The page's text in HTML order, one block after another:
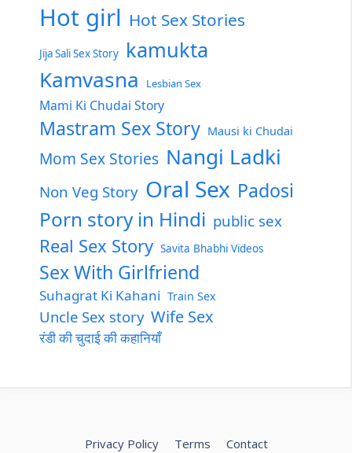
Hot girl Hot Sex Stories
Jija Sali Sex Story kamukta
Kamvasna Lesbian Sex
Mami Ki Chudai Story
Mastram Sex Story Mausi ki Chudai
Mom Sex Stories Nangi Ladki
Non Veg Story Oral Sex Padosi
Porn story in Hindi public sex
Real Sex Story Savita Bhabhi Videos
Sex With Girlfriend
Suhagrat Ki Kahani Train Sex
Uncle Sex story Wife Sex
रंडी की चुदाई की कहानियाँ
Privacy Policy Terms Contact